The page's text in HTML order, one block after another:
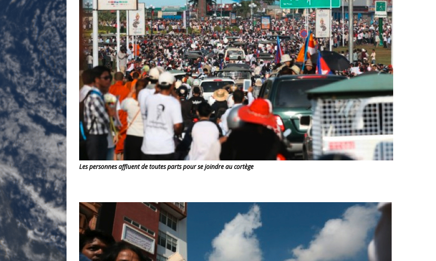
Les personnes affluent de toutes parts pour se joindre au cortège